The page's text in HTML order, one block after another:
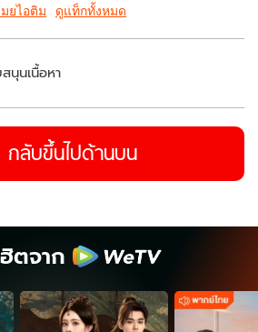
ยไอติม ดูแท็กทั้งหมด
นุนเนื้อหา
กลับขึ้นไปด้านบน
ตจาก